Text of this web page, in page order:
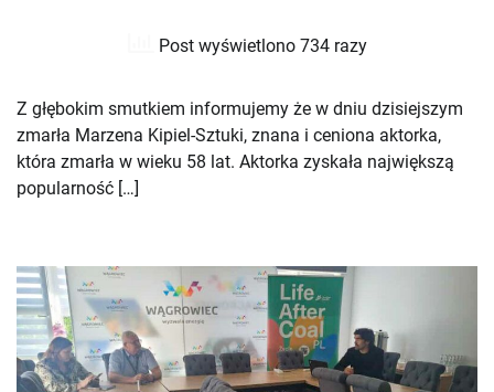
Post wyświetlono 734 razy
Z głębokim smutkiem informujemy że w dniu dzisiejszym
zmarła Marzena Kipiel-Sztuki, znana i ceniona aktorka,
która zmarła w wieku 58 lat. Aktorka zyskała największą
popularność […]